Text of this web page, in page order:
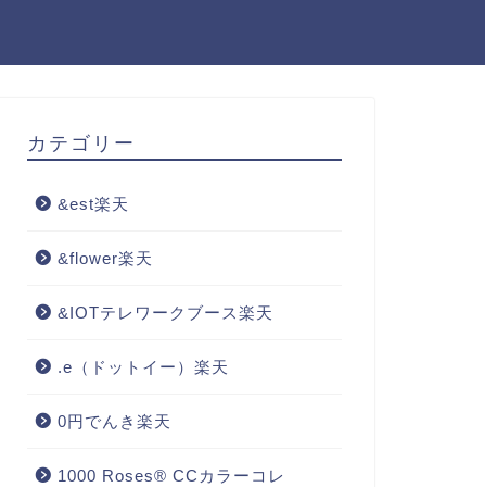
カテゴリー
&est楽天
&flower楽天
&IOTテレワークブース楽天
.e（ドットイー）楽天
0円でんき楽天
1000 Roses® CCカラーコレ